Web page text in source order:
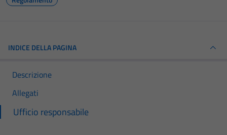
INDICE DELLA PAGINA
Descrizione
Allegati
Ufficio responsabile